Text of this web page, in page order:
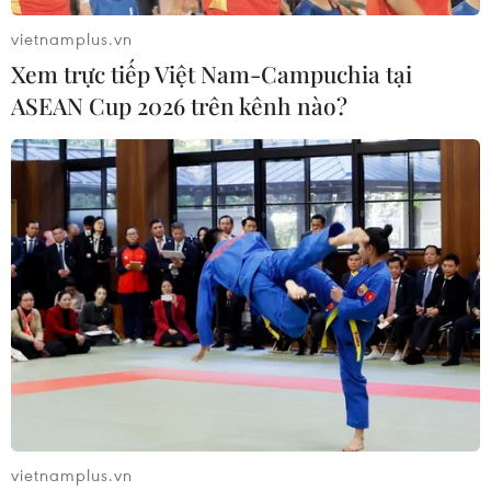
Cách cải thiện làn da xuống cấp sau chuỗi
ngày giãn cách
19/10/2021 03:12
Một trong những thành phần chống lão hóa “đỉnh” nhất
trong việc khôi phục vẻ rạng rỡ và căng tràn cho da là
Retinol, giúp làm đầy phần trung bì của da, giảm nếp
nhăn, cải thiện kết cấu da.
vietnamplus.vn
Xem trực tiếp Việt Nam-Campuchia tại
ASEAN Cup 2026 trên kênh nào?
vietnamplus.vn